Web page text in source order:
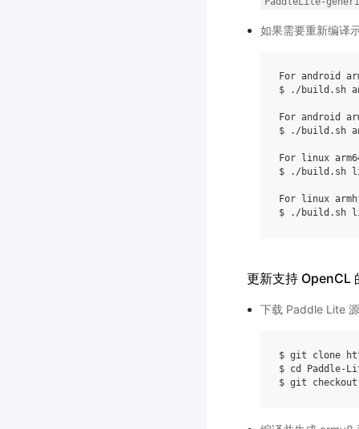
如果需要重新编译
For android
$ ./build.sh
For android
$ ./build.sh
For linux
$ ./build.sh
For linux
更新支持 OpenCL
下载 Paddle Lite
$ git clone
$ cd Paddle-